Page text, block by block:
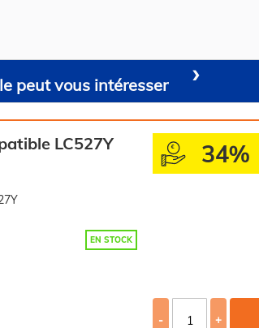
peut vous intéresser
LC527Y
EN STOCK
34%
- +